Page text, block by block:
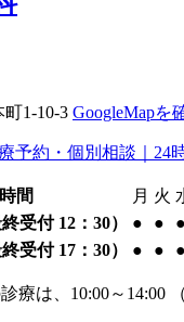
1-10-3 GoogleMapを
間 月 火
終受付 12：30） ● ● ●
終受付 17：30） ● ● ●
療は、10:00～14:00